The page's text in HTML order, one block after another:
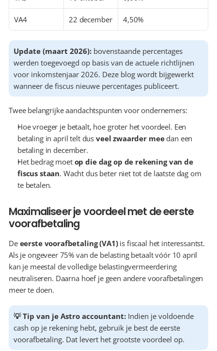
VA4 22 december 4,50%
Update (maart 2026): bovenstaande percentages
werden toegevoegd op basis van de actuele richtlijnen
voor inkomstenjaar 2026. Deze blog wordt bijgewerkt
wanneer de fiscus nieuwe percentages publiceert.
Twee belangrijke aandachtspunten voor ondernemers:
Hoe vroeger je betaalt, hoe groter het voordeel. Een
betaling in april telt dus veel zwaarder mee dan een
betaling in december.
Het bedrag moet op die dag op de rekening van de
fiscus staan. Wacht dus beter niet tot de laatste dag om
te betalen.
Maximaliseer je voordeel met de eerste
voorafbetaling
De eerste voorafbetaling (VA1) is fiscaal het interessantst.
Als je ongeveer 75% van de belasting betaalt vóór 10 april
kan je meestal de volledige belastingvermeerdering
neutraliseren. Daarna hoef je geen andere voorafbetalingen
meer te doen.
💡 Tip van je Astro accountant: Indien je voldoende
cash op je rekening hebt, gebruik je best de eerste
voorafbetaling. Dat levert het grootste voordeel op.